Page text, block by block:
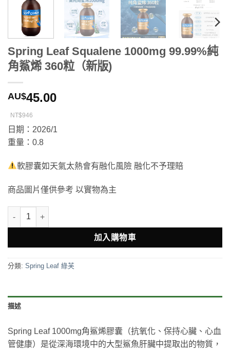
Spring Leaf Squalene 1000mg 99.99%純
角鯊烯 360粒（新版)
AU$45.00
NT$946
日期：2026/1
重量：0.8
軟膠囊如天氣太熱會有融化風險 融化不予理賠
商品圖片僅供參考 以實物為主
Spring Leaf Squalene 1000mg 99.99%純角鯊烯 360粒（新版) 數量
加入購物車
分類: Spring Leaf 綠芙
描述
Spring Leaf 1000mg角鯊烯膠囊（抗氧化、保持心臟、心血
管健康）是從深海環境中的大型鯊魚肝臟中提取出的物質，